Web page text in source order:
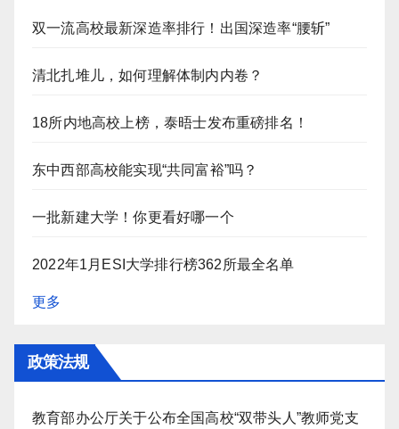
双一流高校最新深造率排行！出国深造率“腰斩”
清北扎堆儿，如何理解体制内内卷？
18所内地高校上榜，泰晤士发布重磅排名！
东中西部高校能实现“共同富裕”吗？
一批新建大学！你更看好哪一个
2022年1月ESI大学排行榜362所最全名单
更多
政策法规
教育部办公厅关于公布全国高校“双带头人”教师党支